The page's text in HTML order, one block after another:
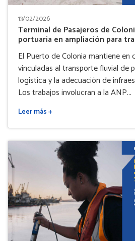
13/02/2026
Terminal de Pasajeros de
portuaria en ampliación para
El Puerto de Colonia mantiene en
vinculadas al transporte fluvial de
logística y la adecuación de
Los trabajos involucran a la ANP...
Leer más +